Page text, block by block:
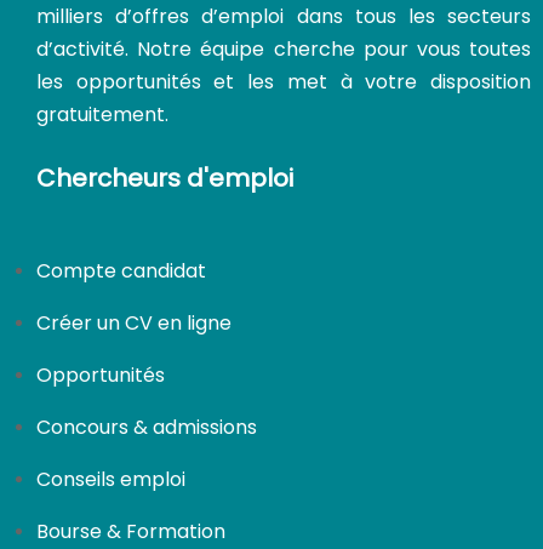
milliers d’offres d’emploi dans tous les secteurs
d’activité. Notre équipe cherche pour vous toutes
les opportunités et les met à votre disposition
gratuitement.
Chercheurs d'emploi
Compte candidat
Créer un CV en ligne
Opportunités
Concours & admissions
Conseils emploi
Bourse & Formation